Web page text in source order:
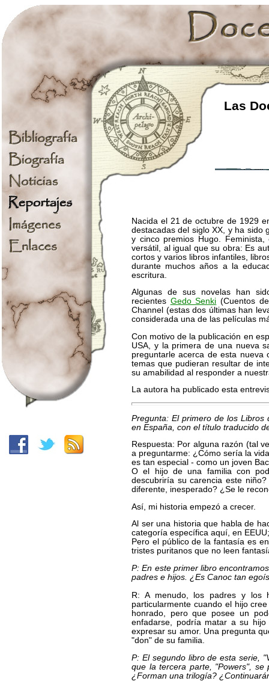
Las
Nacida el 21 de octubre de 1929
destacadas del siglo XX, y ha sido
y cinco premios Hugo.
versátil, al igual que su obra: Es
cortos y varios libros infantiles,
durante muchos años a la
escritura.
Algunas de sus novelas han
recientes Gedo Senki (Cuentos
Channel (estas dos últimas han
considerada una de las películas
Con motivo de la publicación en
USA, y la primera de una nueva
preguntarle acerca de esta
temas que pudieran resultar de
su amabilidad al responder a
La autora ha publicado esta
Pregunta: El primero de los
en España, con el título traducido
Respuesta: Por alguna razón (tal
a preguntarme: ¿Cómo sería la
es tan especial - como un joven
O el hijo de una familia con
descubriría su carencia este
diferente, inesperado? ¿Se le
Así, mi historia empezó a crecer.
Al ser una historia que habla de
categoría específica aquí, en
Pero el público de la fantasía es
tristes puritanos que no leen
P: En este primer libro
padres e hijos. ¿Es Canoc tan
R: A menudo, los padres y los
particularmente cuando el hijo
honrado, pero que posee un
enfadarse, podría matar a su
expresar su amor. Una pregunta
"don" de su familia.
P: El segundo libro de esta serie,
que la tercera parte, "Powers", se
¿Forman una trilogía?